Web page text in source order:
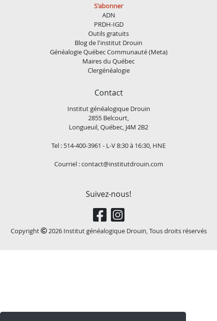
S'abonner
ADN
PRDH-IGD
Outils gratuits
Blog de l'institut Drouin
Généalogie Québec Communauté (Meta)
Maires du Québec
Clergénéalogie
Contact
Institut généalogique Drouin
2855 Belcourt,
Longueuil, Québec, J4M 2B2
Tel : 514-400-3961 - L-V 8:30 à 16:30, HNE
Courriel :contact@institutdrouin.com
Suivez-nous!
Copyright 2026 Institut généalogique Drouin, Tous droits réservés